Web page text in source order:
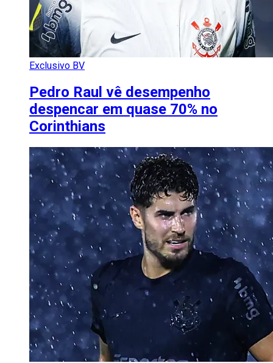
Exclusivo BV
Pedro Raul vê desempenho
despencar em quase 70% no
Corinthians